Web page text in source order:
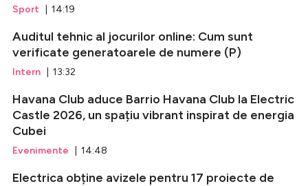
Sport | 14:19
Auditul tehnic al jocurilor online: Cum sunt
verificate generatoarele de numere (P)
Intern | 13:32
Havana Club aduce Barrio Havana Club la Electric
Castle 2026, un spațiu vibrant inspirat de energia
Cubei
Evenimente | 14:48
Electrica obține avizele pentru 17 proiecte de